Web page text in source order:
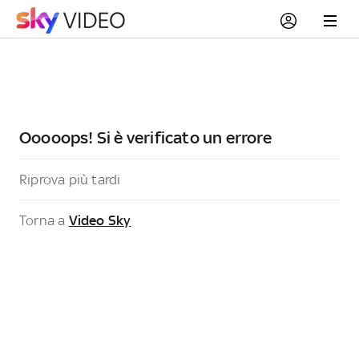
Ooooops! Si è verificato un errore
Riprova più tardi
Torna a Video Sky